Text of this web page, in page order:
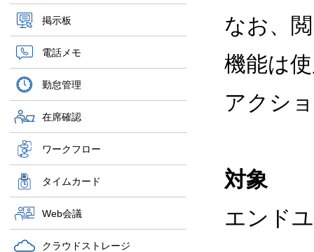
掲示板
電話メモ
勤怠管理
在席確認
ワークフロー
タイムカード
Web会議
クラウドストレージ
なお、
機能は
アクシ
対象
エンド